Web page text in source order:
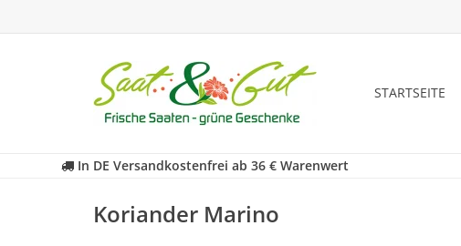
STARTSEITE
In DE Versandkostenfrei ab 36 € Warenwert
Koriander Marino